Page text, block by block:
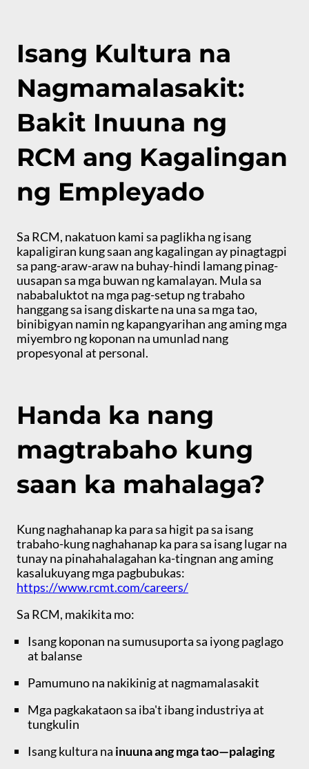
Isang Kultura na
Nagmamalasakit:
Bakit Inuuna ng
RCM ang Kagalingan
ng Empleyado
Sa RCM, nakatuon kami sa paglikha ng isang
kapaligiran kung saan ang kagalingan ay pinagtagpi
sa pang-araw-araw na buhay-hindi lamang pinag-
uusapan sa mga buwan ng kamalayan. Mula sa
nababaluktot na mga pag-setup ng trabaho
hanggang sa isang diskarte na una sa mga tao,
binibigyan namin ng kapangyarihan ang aming mga
miyembro ng koponan na umunlad nang
propesyonal at personal.
Handa ka nang
magtrabaho kung
saan ka mahalaga?
Kung naghahanap ka para sa higit pa sa isang
trabaho-kung naghahanap ka para sa isang lugar na
tunay na pinahahalagahan ka-tingnan ang aming
kasalukuyang mga pagbubukas:
https://www.rcmt.com/careers/
Sa RCM, makikita mo:
Isang koponan na sumusuporta sa iyong paglago
at balanse
Pamumuno na nakikinig at nagmamalasakit
Mga pagkakataon sa iba't ibang industriya at
tungkulin
Isang kultura na inuuna ang mga tao—palaging